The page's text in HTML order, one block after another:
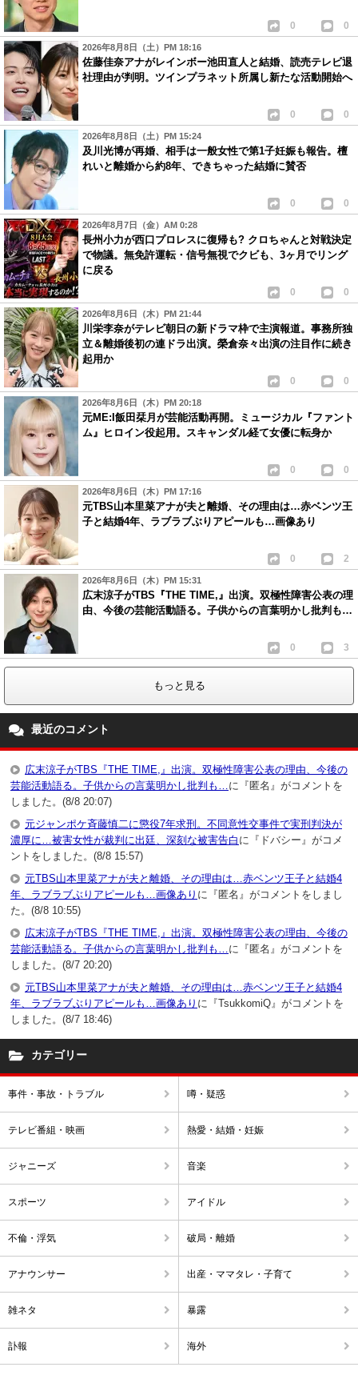
0 0
2026年8月8日（土）PM 18:16
佐藤佳奈アナがレインボー池田直人と結婚、読売テレビ退
社理由が判明。ツインプラネット所属し新たな活動開始へ
0 0
2026年8月8日（土）PM 15:24
及川光博が再婚、相手は一般女性で第1子妊娠も報告。檀
れいと離婚から約8年、できちゃった結婚に賛否
0 0
2026年8月7日（金）AM 0:28
長州小力が西口プロレスに復帰も? クロちゃんと対戦決定
で物議。無免許運転・信号無視でクビも、3ヶ月でリング
に戻る
0 0
2026年8月6日（木）PM 21:44
川栄李奈がテレビ朝日の新ドラマ枠で主演報道。事務所独
立＆離婚後初の連ドラ出演。榮倉奈々出演の注目作に続き
起用か
0 0
2026年8月6日（木）PM 20:18
元ME:I飯田栞月が芸能活動再開。ミュージカル『ファント
ム』ヒロイン役起用。スキャンダル経て女優に転身か
0 0
2026年8月6日（木）PM 17:16
元TBS山本里菜アナが夫と離婚、その理由は…赤ベンツ王
子と結婚4年、ラブラブぶりアピールも…画像あり
0 2
2026年8月6日（木）PM 15:31
広末涼子がTBS『THE TIME,』出演。双極性障害公表の理
由、今後の芸能活動語る。子供からの言葉明かし批判も…
0 3
もっと見る
最近のコメント
広末涼子がTBS『THE TIME,』出演。双極性障害公表の理由、今後の
芸能活動語る。子供からの言葉明かし批判も… に『匿名』がコメントを
しました。(8/8 20:07)
元ジャンポケ斉藤慎二に懲役7年求刑。不同意性交事件で実刑判決が
濃厚に…被害女性が裁判に出廷、深刻な被害告白 に『ドバシー』がコメ
ントをしました。(8/8 15:57)
元TBS山本里菜アナが夫と離婚、その理由は…赤ベンツ王子と結婚4
年、ラブラブぶりアピールも…画像あり に『匿名』がコメントをしまし
た。(8/8 10:55)
広末涼子がTBS『THE TIME,』出演。双極性障害公表の理由、今後の
芸能活動語る。子供からの言葉明かし批判も… に『匿名』がコメントを
しました。(8/7 20:20)
元TBS山本里菜アナが夫と離婚、その理由は…赤ベンツ王子と結婚4
年、ラブラブぶりアピールも…画像あり に『TsukkomiQ』がコメントを
しました。(8/7 18:46)
カテゴリー
事件・事故・トラブル 噂・疑惑
テレビ番組・映画 熱愛・結婚・妊娠
ジャニーズ 音楽
スポーツ アイドル
不倫・浮気 破局・離婚
アナウンサー 出産・ママタレ・子育て
雑ネタ 暴露
訃報 海外